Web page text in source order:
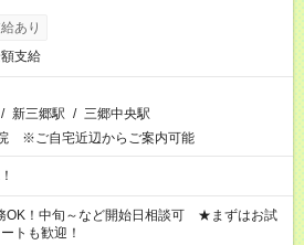
あり
支給
/ 新三郷駅 / 三郷中央駅
※ご自宅近辺からご案内可能
OK！中旬～など開始日相談可 ★まずはお試
トも歓迎！